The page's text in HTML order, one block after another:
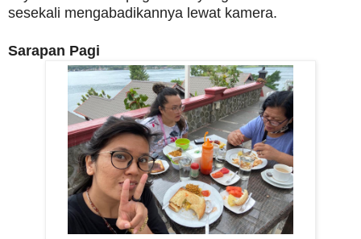
sesekali mengabadikannya lewat kamera.
Sarapan Pagi